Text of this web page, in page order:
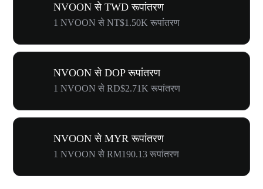
NVOON से TWD रूपांतरण
1 NVOON से NT$1.50K रूपांतरण
NVOON से DOP रूपांतरण
1 NVOON से RD$2.71K रूपांतरण
NVOON से MYR रूपांतरण
1 NVOON से RM190.13 रूपांतरण